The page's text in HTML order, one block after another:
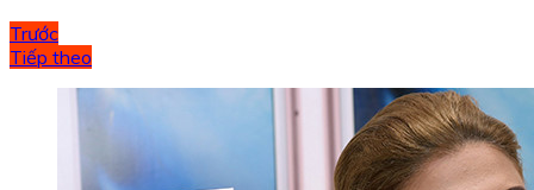
Trước
Tiếp theo